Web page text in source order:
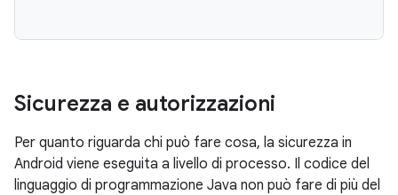
Sicurezza e autorizzazioni
Per quanto riguarda chi può fare cosa, la sicurezza in
Android viene eseguita a livello di processo. Il codice del
linguaggio di programmazione Java non può fare di più del